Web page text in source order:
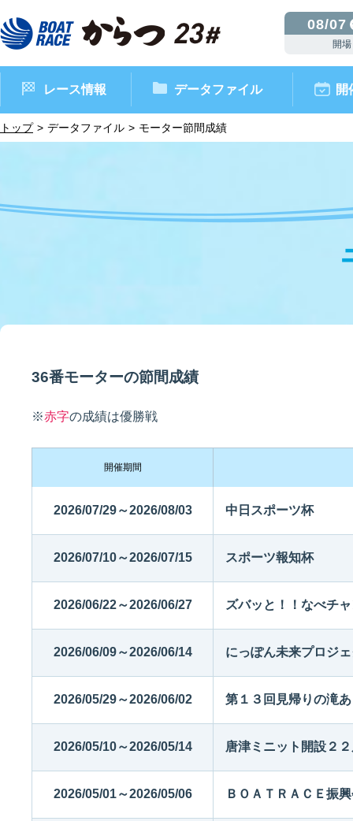
08/07
開場
レース情報
進入コース別選手成績
データファイル 開
外向発売所 ドリームピッ
マンスリーレースガイド
トップ データファイル モーター節間成績
36番モーターの節間成績
※赤字の成績は優勝戦
開催期間
2026/07/29～2026/08/03 中日スポーツ杯
2026/07/10～2026/07/15 スポーツ報知杯
2026/06/22～2026/06/27 ズバッと！！なべチ
2026/06/09～2026/06/14 にっぽん未来プロジ
2026/05/29～2026/06/02 第１３回見帰りの滝
2026/05/10～2026/05/14 唐津ミニット開設２
2026/05/01～2026/05/06 ＢＯＡＴＲＡＣＥ振